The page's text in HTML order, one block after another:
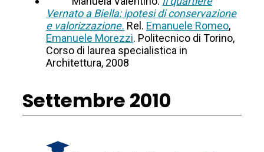
Vernato a Biella: ipotesi di conservazione
e valorizzazione. Rel. Emanuele Romeo,
Emanuele Morezzi. Politecnico di Torino,
Corso di laurea specialistica in
Architettura, 2008
Settembre 2010